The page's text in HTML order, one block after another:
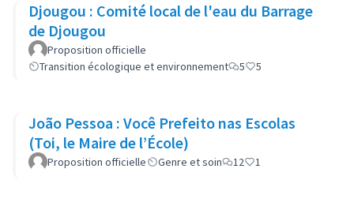
Djougou : Comité local de l'eau du Barrage
de Djougou
Proposition officielle
Transition écologique et environnement
5 5
João Pessoa : Você Prefeito nas Escolas
(Toi, le Maire de l’École)
Proposition officielle Genre et soin 12 1